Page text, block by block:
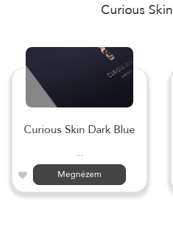
Curious Skin
Curious Skin Dark Blue
...
Megnézem